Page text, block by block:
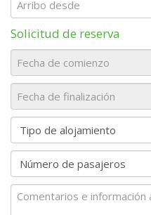
Solicitud de reserva